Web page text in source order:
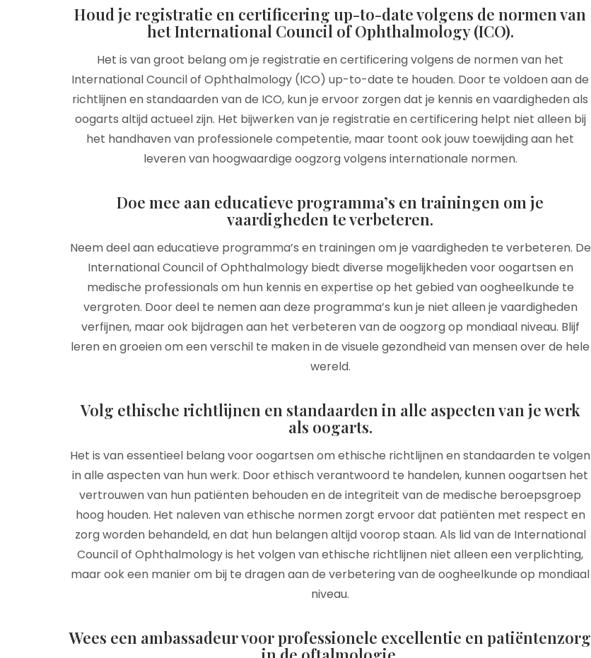
Houd je registratie en certificering up-to-date volgens de normen van
het International Council of Ophthalmology (ICO).
Het is van groot belang om je registratie en certificering volgens de normen van het
International Council of Ophthalmology (ICO) up-to-date te houden. Door te voldoen aan de
richtlijnen en standaarden van de ICO, kun je ervoor zorgen dat je kennis en vaardigheden als
oogarts altijd actueel zijn. Het bijwerken van je registratie en certificering helpt niet alleen bij
het handhaven van professionele competentie, maar toont ook jouw toewijding aan het
leveren van hoogwaardige oogzorg volgens internationale normen.
Doe mee aan educatieve programma’s en trainingen om je
vaardigheden te verbeteren.
Neem deel aan educatieve programma’s en trainingen om je vaardigheden te verbeteren. De
International Council of Ophthalmology biedt diverse mogelijkheden voor oogartsen en
medische professionals om hun kennis en expertise op het gebied van oogheelkunde te
vergroten. Door deel te nemen aan deze programma’s kun je niet alleen je vaardigheden
verfijnen, maar ook bijdragen aan het verbeteren van de oogzorg op mondiaal niveau. Blijf
leren en groeien om een verschil te maken in de visuele gezondheid van mensen over de hele
wereld.
Volg ethische richtlijnen en standaarden in alle aspecten van je werk
als oogarts.
Het is van essentieel belang voor oogartsen om ethische richtlijnen en standaarden te volgen
in alle aspecten van hun werk. Door ethisch verantwoord te handelen, kunnen oogartsen het
vertrouwen van hun patiënten behouden en de integriteit van de medische beroepsgroep
hoog houden. Het naleven van ethische normen zorgt ervoor dat patiënten met respect en
zorg worden behandeld, en dat hun belangen altijd voorop staan. Als lid van de International
Council of Ophthalmology is het volgen van ethische richtlijnen niet alleen een verplichting,
maar ook een manier om bij te dragen aan de verbetering van de oogheelkunde op mondiaal
niveau.
Wees een ambassadeur voor professionele excellentie en patiëntenzorg